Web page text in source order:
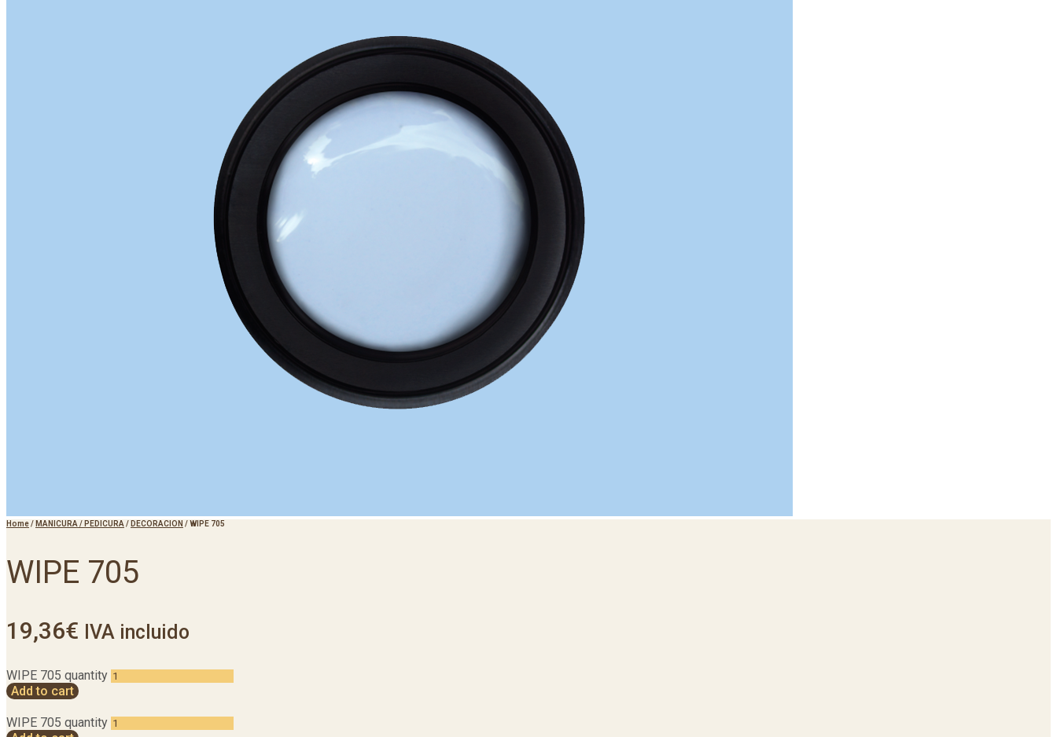
Home/ MANICURA / PEDICURA / DECORACION /WIPE 705
WIPE 705
19,36€ IVA incluido
WIPE 705 quantity
Add to cart
WIPE 705 quantity